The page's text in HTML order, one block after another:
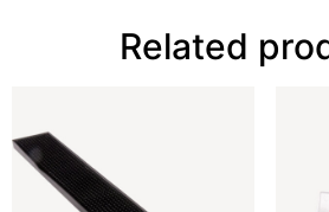
Related